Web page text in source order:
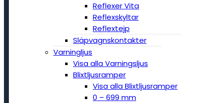
Reflexer Vita
Reflexskyltar
Reflextejp
Släpvagnskontakter
Varningljus
Visa alla Varningsljus
Blixtljusramper
Visa alla Blixtljusramper
0 – 699 mm